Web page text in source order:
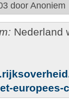
door Anoniem
Nederland